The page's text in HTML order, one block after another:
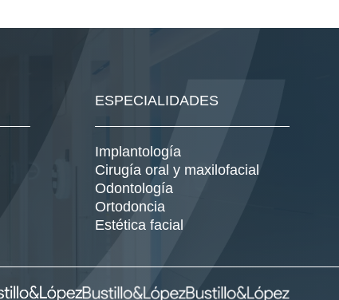
ESPECIALIDADES
Implantología
Cirugía oral y maxilofacial
Odontología
Ortodoncia
Estética facial